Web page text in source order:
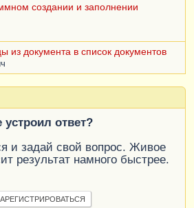
создании и заполнении
из документа в список документов
устроил ответ?
и задай свой вопрос. Живое
результат намного быстрее.